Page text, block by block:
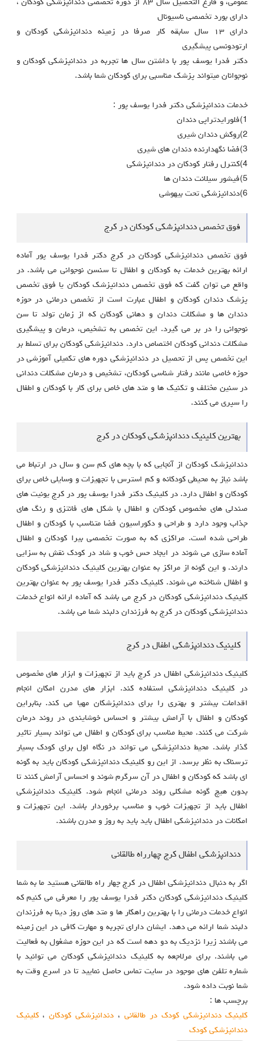
عمومى، و فارغ التحصيل سال ٨٣ از دوره تخصصى دندانپزشكى كودكان ،
داراى بورد تخصصى ناسيونال
داراى ١٣ سال سابقه كار صرفا در زمينه دندانپزشكى كودكان و
ارتودونسى پيشگيرى
دکتر فدرا یوسف پور با داشتن سال ها تجربه در دندانپزشکی کودکان و
نوجوانان میتواند پزشک مناسبی برای کودکان شما باشد.
خدمات دندانپزشکی دکتر فدرا یوسف پور :
1)فلورایدتراپی دندان
2)روکش دندان شیری
3)فضا نگهدارنده دندان های شیری
4)کنترل رفتار کودکان در دندانپزشکی
5)فیشور سیلانت دندان ها
6)دندانپزشکی تحت بیهوشی
فوق تخصص دندانپزشکی کودکان در کرج
فوق تخصص دندانپزشکی کودکان در کرج دکتر فدرا یوسف پور آماده
ارائه بهترین خدمات به کودکان و اطفال تا سنسن نوجوانی می باشد. در
واقع می توان گفت که فوق تخصص دندانپزشک کودکان یا فوق تخصص
پزشک دندان کودکان و اطفال عبارت است از تخصص درمانی در حوزه
دندان ها و مشکلات دندان و دهانی کودکان که از زمان تولد تا سن
نوجوانی را در بر می گیرد. این تخصص به تشخیص، درمان و پیشگیری
مشکلات دندانی کودکان اختصاص دارد. دندانپزشکی کودکان برای تسلط بر
این تخصص پس از تحصیل در دندانپزشکی دوره های تکمیلی آموزشی در
حوزه خاصی مانند رفتار شناسی کودکان، تشخیص و درمان مشکلات دندانی
در سنین مختلف و تکنیک ها و متد های خاص برای کار با کودکان و اطفال
را سپری می کنند.
بهترین کلینیک دندانپزشکی کودکان در کرج
دندانپزشک کودکان از آنجایی که با بچه های کم سن و سال در ارتباط می
باشد نیاز به محیطی کودکانه و کم استرس با تجهیزات و وسایلی خاص برای
کودکان و اطفال دارد. در کلینیک دکتر فدرا یوسف پور در کرج یونیت های
صندلی های مخصوص کودکان و اطفال با شکل های فانتزی و رنگ های
جذاب وجود دارد و طراحی و دکوراسیون فضا متناسب با کودکان و اطفال
طراحی شده است. مراکزی که به صورت تخصصی بیرا کودکان و اطفال
آماده سازی می شوند در ایجاد حس خوب و شاد در کودک نقش به سزایی
دارند. و این گونه از مراکز به عنوان بهترین کلینیک دندانپزشکی کودکان
و اطفال شناخته می شوند. کلینیک دکتر فدرا یوسف پور به عنوان بهترین
کلینیک دندانپزشکی کودکان در کرج می باشد که آماده ارائه انواع خدمات
دندانپزشکی کودکان در کرج به فرزندان دلبند شما می باشد.
کلینیک دندانپزشکی اطفال در کرج
کلینیک دندانپزشکی اطفال در کرج باید از تجهیزات و ابزار های مخصوص
در کلینیک دندانپزشکی استفاده کند. ابزار های مدرن امکان انجام
اقدامات بیشتر و بهتری را برای دندانپزشکان مهیا می کند. بنابراین
کودکان و اطفال با آرامش بیشتر و احساس خوشایندی در روند درمان
شرکت می کنند. محیط مناسب برای کودکان و اطفال می تواند بسیار تاثیر
گذار باشد. محیط دندانپزشکی می تواند در نگاه اول برای کودک بسیار
ترسناک به نظر برسد. از این رو کلینیک دندانپزشکی کودکان باید به گونه
ای باشد که کودکان و اطفال در آن سرگرم شوند و احساس آرامش کنند تا
بدون هیچ گونه مشکلی روند درمانی انجام شود. کلینیک دندانپزشکی
اطفال باید از تجهیزات خوب و مناسب برخوردار باشد. این تجهیزات و
امکانات در دندانپزشکی اطفال باید باید به روز و مدرن باشند.
دندانپزشکی اطفال کرج چهارراه طالقانی
اگر به دنبال دندانپزشکی اطفال در کرج چهار راه طالقانی هستید ما به شما
کلینیک دندانپزشکی کودکان دکتر فدرا یوسف پور را معرفی می کنیم که
انواع خدمات درمانی را با بهترین راهکار ها و متد های روز دینا به فرزندان
دلبند شما ارائه می دهد. ایشان دارای تجربه و مهارت کافی در این زمینه
می باشند زیرا نزدیک به دو دهه است که در این حوزه مشغول به فعالیت
می باشند. برای مرلاجعه به کلینیک دندانپزشکی کودکان می توانید با
شماره تلفن های موجود در سایت تماس حاصل نمایید تا در اسرع وقت به
شما نوبت داده شود.
برچسب ها :
کلینیک دندانپزشکی کودک در طالقانی ، دندانپزشکی کودکان،کلینیک
دندانپزشکی کودک